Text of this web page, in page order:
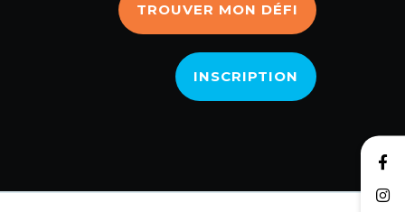
TROUVER MON DÉFI
INSCRIPTION